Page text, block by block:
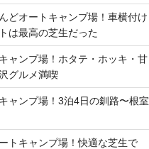
どオートキャンプ場！車横付け
は最高の芝生だった
ャンプ場！ホタテ・ホッキ・甘
グルメ満喫
ャンプ場！3泊4日の釧路〜根室
トキャンプ場！快適な芝生で